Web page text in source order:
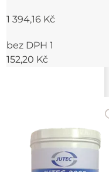
1 394,16 Kč
bez DPH 1
152,20 Kč